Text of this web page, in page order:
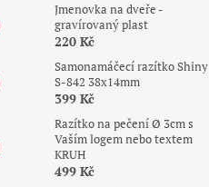
Jmenovka na dveře -
gravírovaný plast
220 Kč
Samonamáčecí razítko Shiny
S-842 38x14mm
399 Kč
Razítko na pečení Ø 3cm s
Vaším logem nebo textem
KRUH
499 Kč